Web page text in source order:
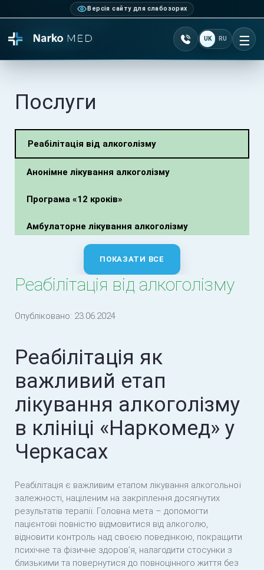
Версія сайту для слабозорих
Зателефонувати +38
UK RU
Послуги
Реабілітація від алкоголізму
Анонімне лікування алкоголізму
Програма «12 кроків»
Амбулаторне лікування алкоголізму
Лікування алкоголізму гіпнозом
Лікування підліткового алкоголізму
Психологічна допомога в разі алкоголізму
Лікування похмілля
Лікування алкогольної інтоксикації
Комплексне лікування алкоголізму
Методи лікування алкоголізму
Етапи лікування алкоголізму
Стадії алкоголізму
ПОКАЗАТИ ВСЕ
Реабілітація від алкоголізму
Опубліковано: 23.06.2024
Реабілітація як
важливий етап
лікування алкоголізму
в клініці «Наркомед» у
Черкасах
Реабілітація є важливим етапом лікування алкогольної
залежності, націленим на закріплення досягнутих
результатів терапії. Головна мета – допомогти
пацієнтові повністю відмовитися від алкоголю,
відновити контроль над своєю поведінкою, покращити
психічне та фізичне здоров’я, налагодити стосунки з
близькими та повернутися до повноцінного життя без